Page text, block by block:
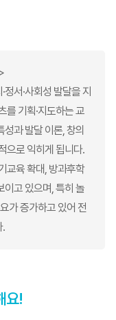
서·사회성 발달을 지
를 기획·지도하는 교
과 발달 이론, 창의
으로 익히게 됩니다.
교육 확대, 방과후학
이고 있으며, 특히 놀
가 증가하고 있어 전
.
요!